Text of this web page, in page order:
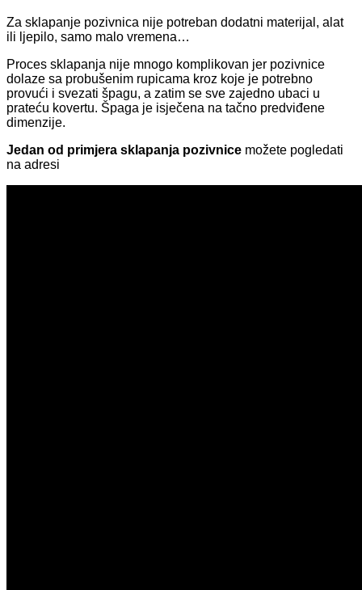
Za sklapanje pozivnica nije potreban dodatni materijal, alat
ili ljepilo, samo malo vremena…
Proces sklapanja nije mnogo komplikovan jer pozivnice
dolaze sa probušenim rupicama kroz koje je potrebno
provući i svezati špagu, a zatim se sve zajedno ubaci u
prateću kovertu. Špaga je isječena na tačno predviđene
dimenzije.
Jedan od primjera sklapanja pozivnice možete pogledati
na adresi